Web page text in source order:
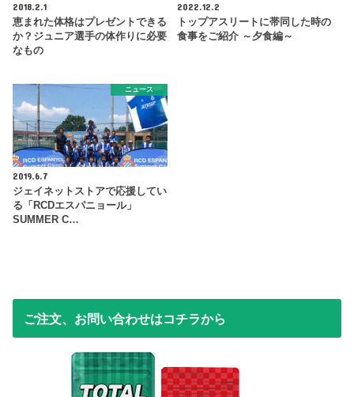
2018.2.1
恵まれた体格はプレゼントできる
か？ジュニア選手の体作りに必要
なもの
2022.12.2
トップアスリートに帯同した時の
食事をご紹介 ～夕食編～
ニュース
2019.6.7
ジェイネットストアで応援してい
る「RCDエスパニョール」
SUMMER C…
ご注文、お問い合わせはコチラから